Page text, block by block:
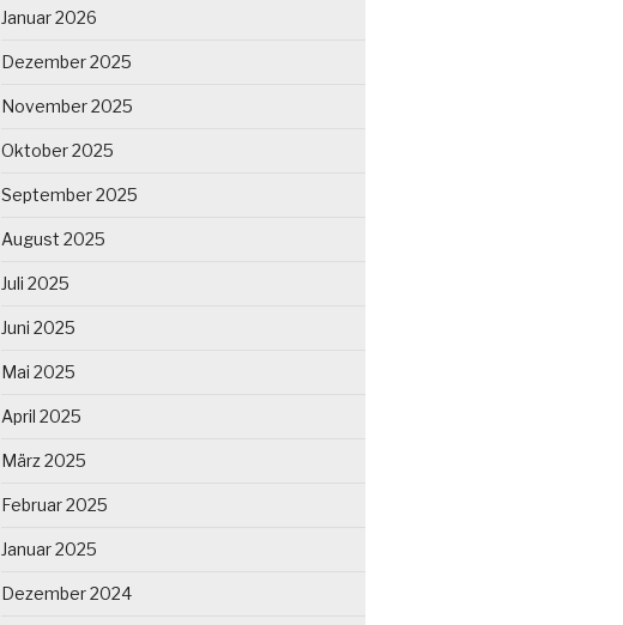
Januar 2026
Dezember 2025
November 2025
Oktober 2025
September 2025
August 2025
Juli 2025
Juni 2025
Mai 2025
April 2025
März 2025
Februar 2025
Januar 2025
Dezember 2024